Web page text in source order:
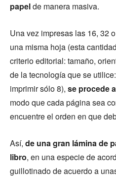
papelde manera masiva.
Una vez impresas las 16, 32
una misma hoja (esta
criterio editorial: tamaño,
de la tecnología que se
imprimir sólo 8), se procede
modo que cada página sea
encuentre el orden en que
Así, de una gran lámina de
libro, en una especie de
guillotinado de acuerdo a